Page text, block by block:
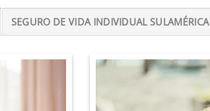
SEGURO DE VIDA INDIVIDUAL SULAMÉRICA